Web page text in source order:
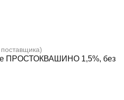
ПРОСТОКВАШИНО 1,5%, без